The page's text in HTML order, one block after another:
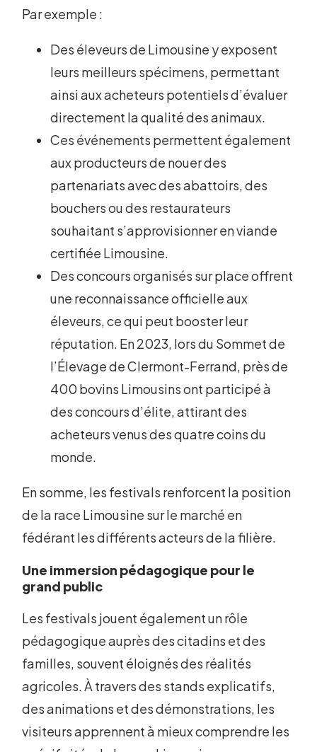
Par exemple :
Des éleveurs de Limousine y exposent
leurs meilleurs spécimens, permettant
ainsi aux acheteurs potentiels d’évaluer
directement la qualité des animaux.
Ces événements permettent également
aux producteurs de nouer des
partenariats avec des abattoirs, des
bouchers ou des restaurateurs
souhaitant s’approvisionner en viande
certifiée Limousine.
Des concours organisés sur place offrent
une reconnaissance officielle aux
éleveurs, ce qui peut booster leur
réputation. En 2023, lors du Sommet de
l’Élevage de Clermont-Ferrand, près de
400 bovins Limousins ont participé à
des concours d’élite, attirant des
acheteurs venus des quatre coins du
monde.
En somme, les festivals renforcent la position
de la race Limousine sur le marché en
fédérant les différents acteurs de la filière.
Une immersion pédagogique pour le
grand public
Les festivals jouent également un rôle
pédagogique auprès des citadins et des
familles, souvent éloignés des réalités
agricoles. À travers des stands explicatifs,
des animations et des démonstrations, les
visiteurs apprennent à mieux comprendre les